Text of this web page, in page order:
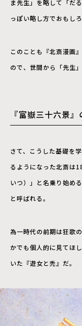
ま先生」を略して「だ
っぽい略し方でおもしろ
このことも『北斎漫画
ので、世間から「先生
『富嶽三十六景
さて、こうした基礎を
るようになった北斎は
いつ）」と名乗り始め
と呼ばれる。
為一時代の前期は狂歌
かでも個人的に見てほ
いた『遊女と禿』だ。